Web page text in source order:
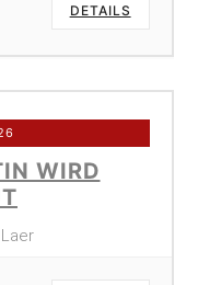
DETAILS
WIRD